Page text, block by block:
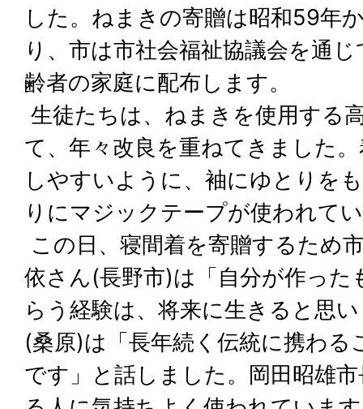
した。ねまきの寄贈は昭和59年
り、市は市社会福祉協議会を通
齢者の家庭に配布します。
生徒たちは、ねまきを使用する
て、年々改良を重ねてきました
しやすいように、袖にゆとりを
りにマジックテープが使われて
この日、寝間着を寄贈するため
依さん(長野市)は「自分が作っ
らう経験は、将来に生きると思
(桑原)は「長年続く伝統に携わ
です」と話しました。岡田昭雄